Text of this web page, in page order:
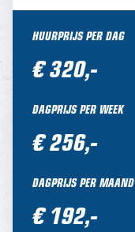
HUURPRIJS PER DAG
€ 320,-
DAGPRIJS PER WEEK
€ 256,-
DAGPRIJS PER MAAND
€ 192,-